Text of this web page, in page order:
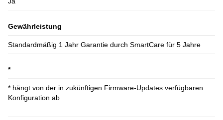
Gewährleistung
Standardmäßig 1 Jahr Garantie durch SmartCare für 5 Jahre
*
* hängt von der in zukünftigen Firmware-Updates verfügbaren
Konfiguration ab